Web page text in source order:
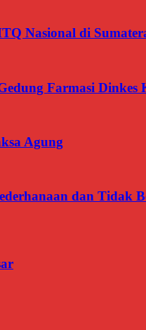
Nasional di
Farmasi Dinkes
Agung
dan Tidak